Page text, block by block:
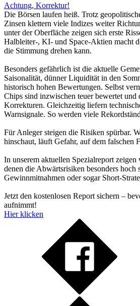
Achtung, Korrektur!
Die Börsen laufen heiß. Trotz
Zinsen klettern viele Indizes weiter
unter der Oberfläche zeigen sich erste
Halbleiter-, KI- und Space-Aktien macht
die Stimmung drehen kann.
Besonders gefährlich ist die aktuelle
Saisonalität, dünner Liquidität in den
historisch hohen Bewertungen. Selbst
Chips sind inzwischen teuer bewertet
Korrekturen. Gleichzeitig liefern
Warnsignale. So werden viele
Für Anleger steigen die Risiken spürbar.
hinschaut, läuft Gefahr, auf dem falschen
In unserem aktuellen Spezialreport
denen die Abwärtsrisiken besonders hoch
Gewinnmitnahmen oder sogar Short-
Jetzt den kostenlosen Report sichern –
aufnimmt!
Hier klicken